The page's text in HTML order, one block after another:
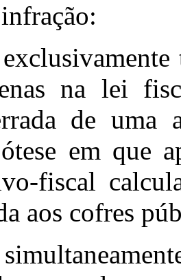
na lei
de
em que
fiscal
aos cofres